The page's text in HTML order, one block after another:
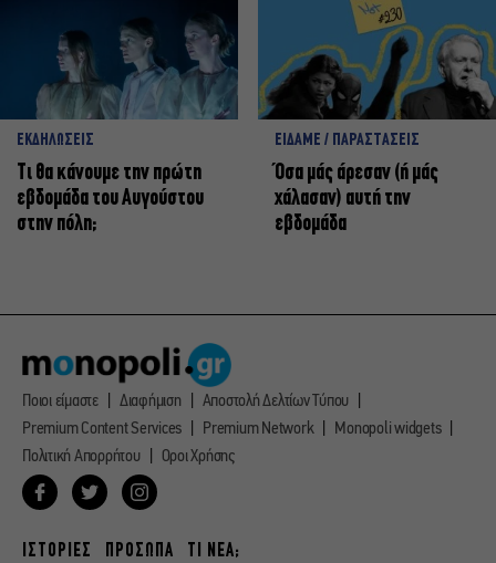
ΕΚΔΗΛΩΣΕΙΣ
Τι θα κάνουμε την πρώτη
εβδομάδα του Αυγούστου
στην πόλη;
ΕΙΔΑΜΕ / ΠΑΡΑΣΤΑΣΕΙΣ
Όσα μάς άρεσαν (ή μάς
χάλασαν) αυτή την
εβδομάδα
Ποιοι είμαστε Διαφήμιση
Αποστολή Δελτίων Τύπου
Premium Content Services
Premium Network
Monopoli widgets
Πολιτική Απορρήτου
Οροι Χρήσης
ΙΣΤΟΡΙΕΣ ΠΡΟΣΩΠΑ ΤΙ ΝΕΑ;